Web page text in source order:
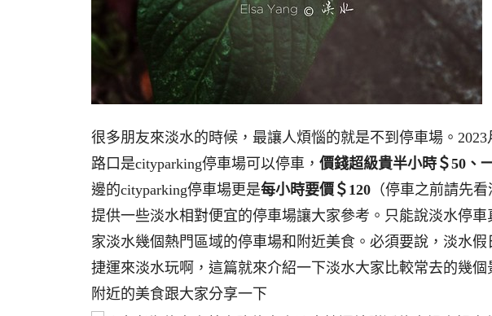
很多朋友來淡水的時候，最讓人煩惱的就是不到停車場。
路口是cityparking停車場可以停車， 價錢超級貴半小時＄50、
邊的cityparking停車場更是每小時要價＄120 （停車之前請先
提供一些淡水相對便宜的停車場讓大家參考。只能說淡水停
家淡水幾個熱門區域的停車場和附近美食。必須要說，淡水
捷運來淡水玩啊，這篇就來介紹一下淡水大家比較常去的幾
附近的美食跟大家分享一下